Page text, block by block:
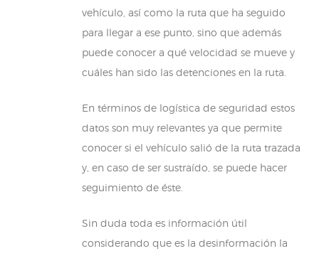
vehículo, así como la ruta que ha seguido
para llegar a ese punto, sino que además
puede conocer a qué velocidad se mueve y
cuáles han sido las detenciones en la ruta.
En términos de logística de seguridad estos
datos son muy relevantes ya que permite
conocer si el vehículo salió de la ruta trazada
y, en caso de ser sustraído, se puede hacer
seguimiento de éste.
Sin duda toda es información útil
considerando que es la desinformación la